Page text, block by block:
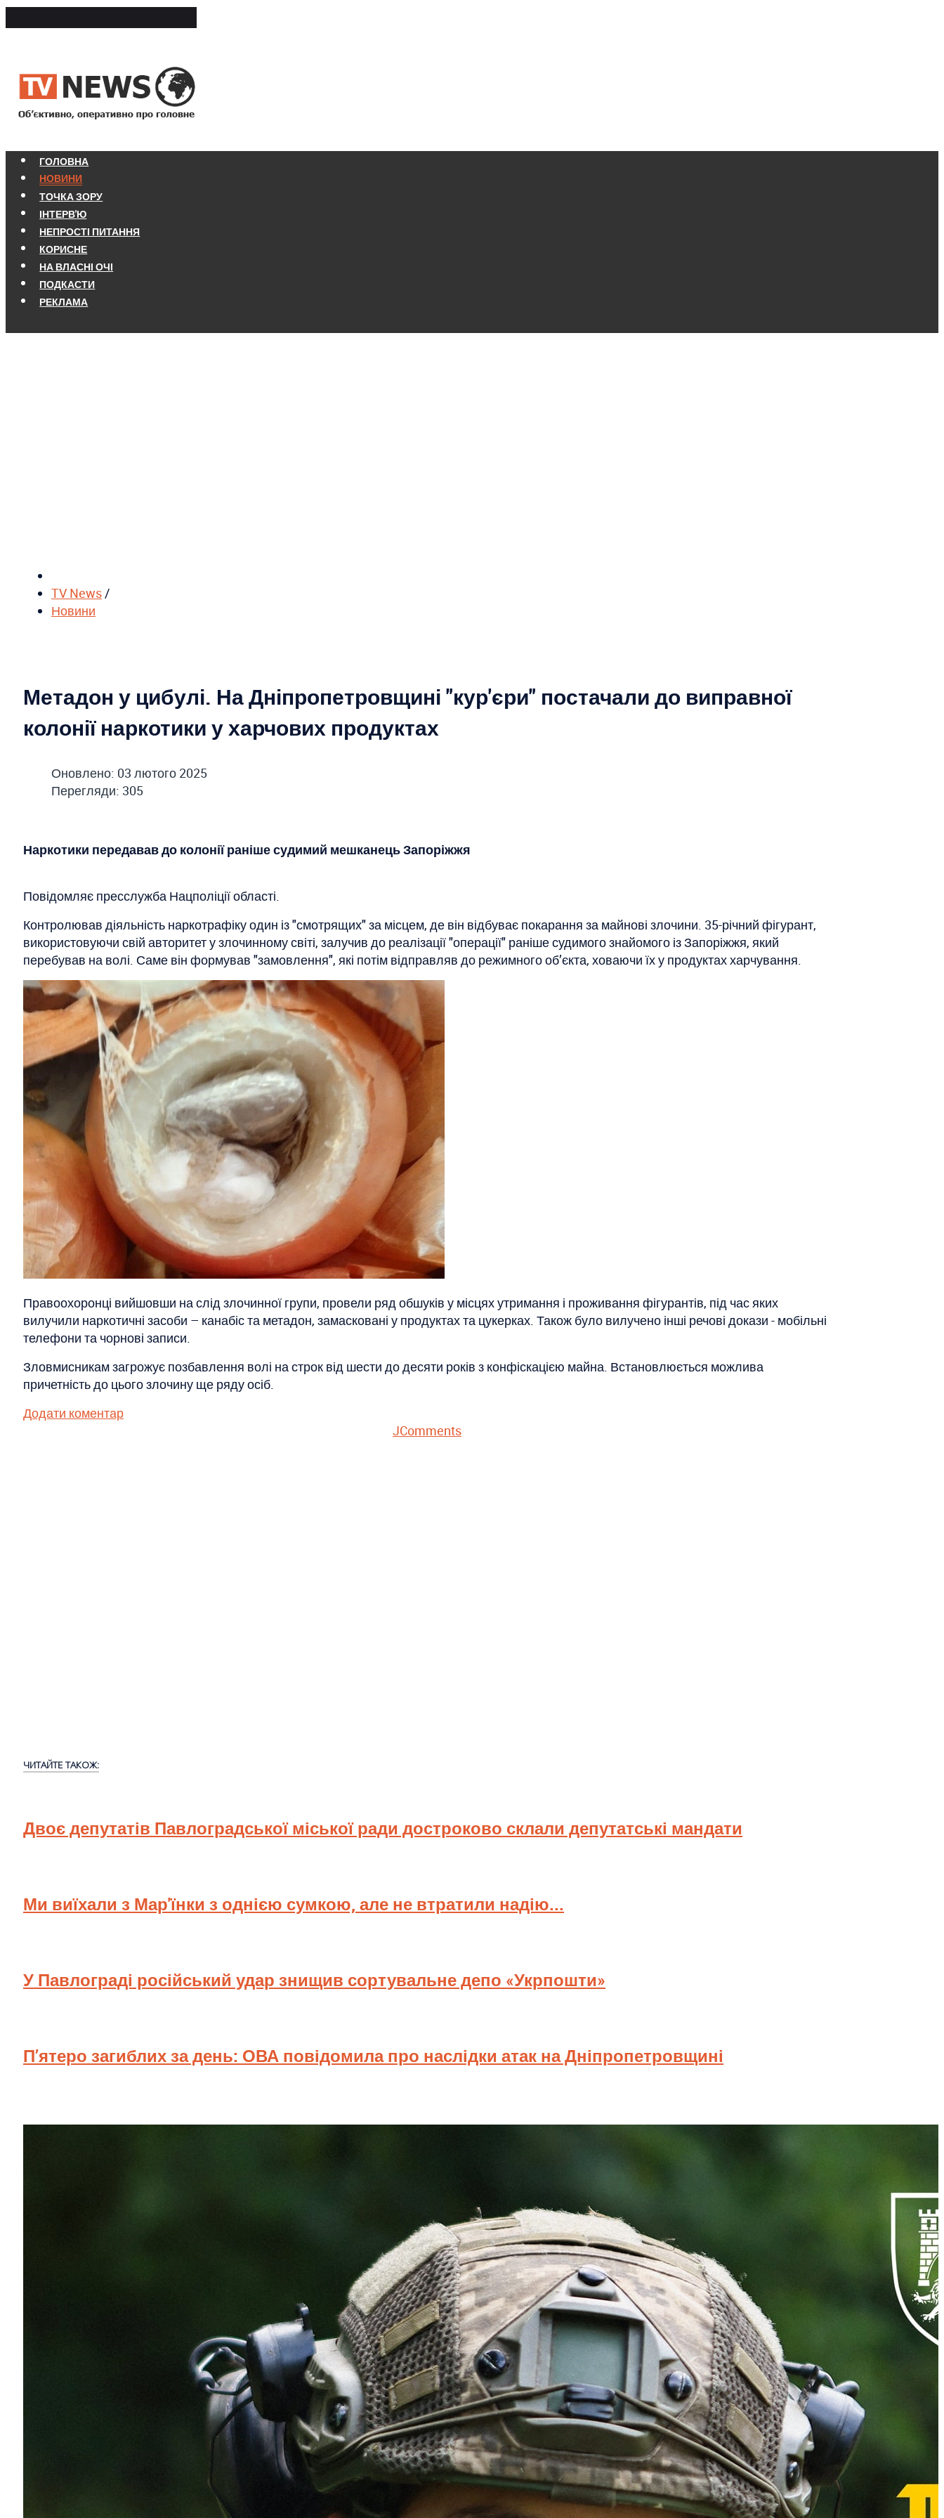
ГОЛОВНА
НОВИНИ
ТОЧКА ЗОРУ
ІНТЕРВ'Ю
НЕПРОСТІ ПИТАННЯ
КОРИСНЕ
НА ВЛАСНІ ОЧІ
ПОДКАСТИ
РЕКЛАМА
TV News /
Новини
Метадон у цибулі. На Дніпропетровщині "кур'єри" постачали до виправної
колонії наркотики у харчових продуктах
Оновлено: 03 лютого 2025
Перегляди: 305
Наркотики передавав до колонії раніше судимий мешканець Запоріжжя
Повідомляє пресслужба Нацполіції області.
Контролював діяльність наркотрафіку один із "смотрящих" за місцем, де він відбуває покарання за майнові злочини. 35-річний фігурант,
використовуючи свій авторитет у злочинному світі, залучив до реалізації "операції" раніше судимого знайомого із Запоріжжя, який
перебував на волі. Саме він формував "замовлення", які потім відправляв до режимного об’єкта, ховаючи їх у продуктах харчування.
Правоохоронці вийшовши на слід злочинної групи, провели ряд обшуків у місцях утримання і проживання фігурантів, під час яких
вилучили наркотичні засоби – канабіс та метадон, замасковані у продуктах та цукерках. Також було вилучено інші речові докази - мобільні
телефони та чорнові записи.
Зловмисникам загрожує позбавлення волі на строк від шести до десяти років з конфіскацією майна. Встановлюється можлива
причетність до цього злочину ще ряду осіб.
Додати коментар
JComments
ЧИТАЙТЕ ТАКОЖ:
Двоє депутатів Павлоградської міської ради достроково склали депутатські мандати
Ми виїхали з Мар'їнки з однією сумкою, але не втратили надію...
У Павлограді російський удар знищив сортувальне депо «Укрпошти»
П’ятеро загиблих за день: ОВА повідомила про наслідки атак на Дніпропетровщині